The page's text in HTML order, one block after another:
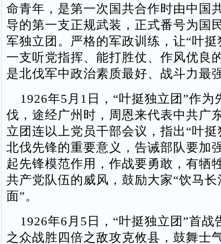
命青年，是第一次国共合作时由中国
导的第一支正规武装，正式番号为国
军独立团。严格的军政训练，让“叶挺
一支听党指挥、能打胜仗、作风优良
是北伐军中政治素质最好、战斗力最
1926年5月1日，“叶挺独立团”作为
伐，途经广州时，周恩来代表中共广
立团连以上党员干部会议，指出“叶
北伐先锋的重要意义，告诫部队要加
起先锋模范作用，作战要勇敢，有牺
共产党队伍的威风，鼓励大家“饮马
面”。
1926年6月5日，“叶挺独立团”首战
之众战胜四倍之敌攻克攸县，鼓舞士